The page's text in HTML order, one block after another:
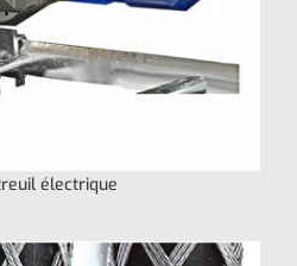
électrique